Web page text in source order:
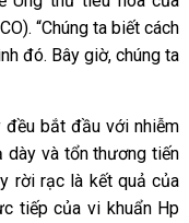
“Chúng ta biết cách
đó. Bây giờ, chúng ta
đều bắt đầu với nhiễm
dày và tổn thương tiến
rời rạc là kết quả của
tiếp của vi khuẩn Hp